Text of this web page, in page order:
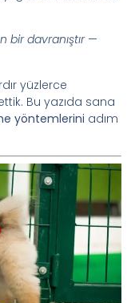
bir davranıştır—
yüzlerce
Bu yazıda sana
yöntemlerini adım